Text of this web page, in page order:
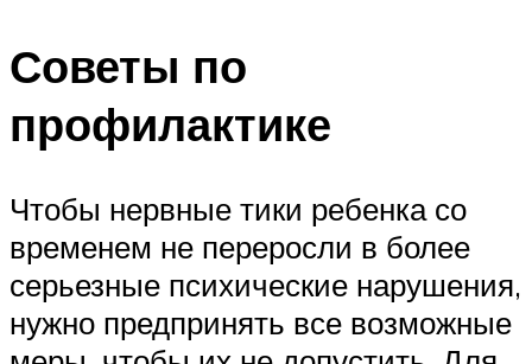
Советы по
профилактике
Чтобы нервные тики ребенка со
временем не переросли в более
серьезные психические нарушения,
нужно предпринять все возможные